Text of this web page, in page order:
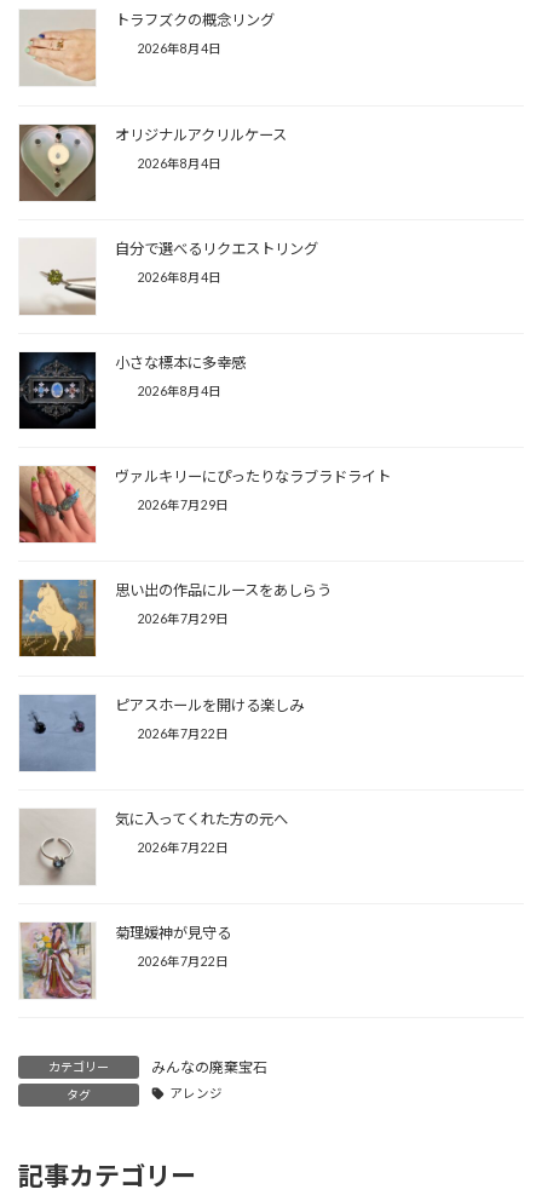
トラフズクの概念リング
2026年8月4日
オリジナルアクリルケース
2026年8月4日
自分で選べるリクエストリング
2026年8月4日
小さな標本に多幸感
2026年8月4日
ヴァルキリーにぴったりなラブラドライト
2026年7月29日
思い出の作品にルースをあしらう
2026年7月29日
ピアスホールを開ける楽しみ
2026年7月22日
気に入ってくれた方の元へ
2026年7月22日
菊理媛神が見守る
2026年7月22日
カテゴリー みんなの廃棄宝石
タグ アレンジ
記事カテゴリー